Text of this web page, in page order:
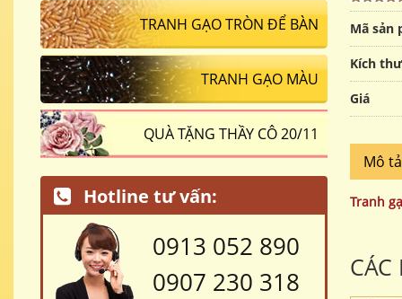
Mã sản
Kích
Giá
Mô
Tranh
TRANH GẠO TRÒN ĐỂ BÀN
TRANH GẠO MÀU
QUÀ TẶNG THẦY CÔ 20/11
Hotline tư vấn:
0913 052 890
0907 230 318